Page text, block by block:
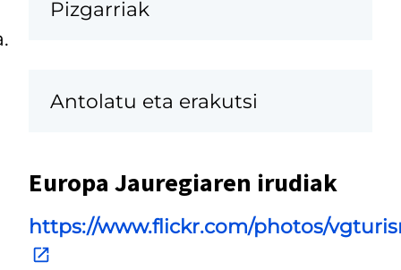
Pizgarriak
Antolatu eta erakutsi
Europa Jauregiaren irudiak
https://www.flickr.com/photos/